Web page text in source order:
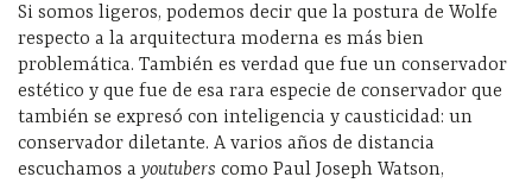
Si somos ligeros, podemos decir que la postura de Wolfe
respecto a la arquitectura moderna es más bien
problemática. También es verdad que fue un conservador
estético y que fue de esa rara especie de conservador que
también se expresó con inteligencia y causticidad: un
conservador diletante. A varios años de distancia
escuchamos a youtubers como Paul Joseph Watson,